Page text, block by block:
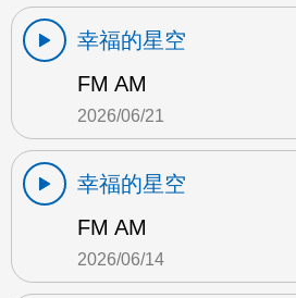
幸福的星空
FM AM
2026/06/21
幸福的星空
FM AM
2026/06/14